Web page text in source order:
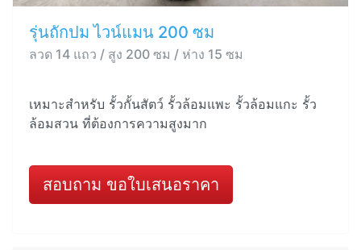
รุ่นถักปม ไวน์แมน 200 ซม
ลวด 14 แถว / สูง 200 ซม / ห่าง 15 ซม
เหมาะสำหรับ รั้วกั้นสัตว์ รั้วล้อมแพะ รั้วล้อมแกะ รั้ว
ล้อมสวน ที่ต้องการความสูงมาก
สอบถาม ขอใบเสนอราคา